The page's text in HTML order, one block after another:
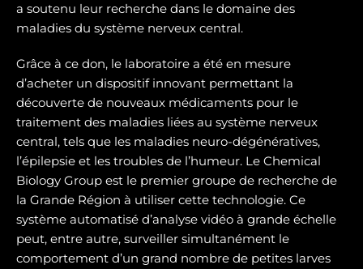
a soutenu leur recherche dans le domaine des
maladies du système nerveux central.
Grâce à ce don, le laboratoire a été en mesure
d’acheter un dispositif innovant permettant la
découverte de nouveaux médicaments pour le
traitement des maladies liées au système nerveux
central, tels que les maladies neuro-dégénératives,
l’épilepsie et les troubles de l’humeur. Le Chemical
Biology Group est le premier groupe de recherche de
la Grande Région à utiliser cette technologie. Ce
système automatisé d’analyse vidéo à grande échelle
peut, entre autre, surveiller simultanément le
comportement d’un grand nombre de petites larves